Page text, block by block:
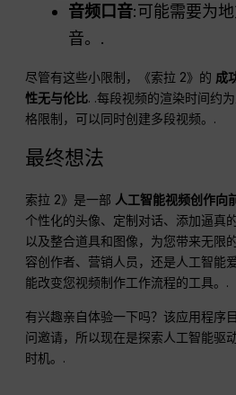
音频口音:可能需要为
音。.
尽管有这些小限制，《索拉 2》的 成
性无与伦比. .每段视频的渲染时间约
格限制，可以同时创建多段视频。.
最终想法
索拉 2》是一部 人工智能视频创作向
个性化的头像、定制对话、添加逼真
以及整合道具和图像，为您带来无限
容创作者、营销人员，还是人工智能
能改变您视频制作工作流程的工具。.
有兴趣亲自体验一下吗？该应用程序
问邀请，所以现在是探索人工智能驱
时机。.